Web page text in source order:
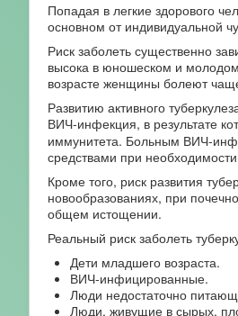
Попадая в легкие здорового
основном от индивидуальной
Риск заболеть существенно
высока в юношеском и
возрасте женщины болеют
Развитию активного
ВИЧ-инфекция, в результате
иммунитета. Больным ВИЧ-
средствами при
Кроме того, риск развития
новообразованиях, при
общем истощении.
Реальный риск заболеть
Дети младшего возраста.
ВИЧ-инфицированные.
Люди недостаточно
Люди, живущие в сырых,